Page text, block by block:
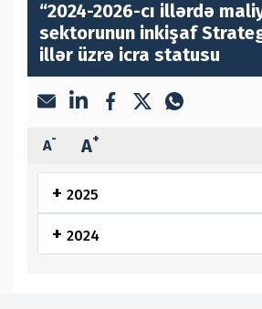
“2024-2026-cı illərdə
sektorunun inkişaf
illər üzrə icra statusu
A- A+
2025
2024